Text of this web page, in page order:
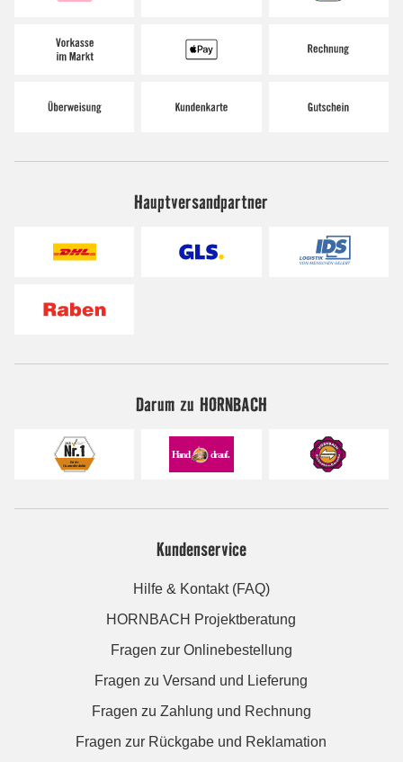
Hauptversandpartner
Darum zu HORNBACH
Kundenservice
Hilfe & Kontakt (FAQ)
HORNBACH Projektberatung
Fragen zur Onlinebestellung
Fragen zu Versand und Lieferung
Fragen zu Zahlung und Rechnung
Fragen zur Rückgabe und Reklamation